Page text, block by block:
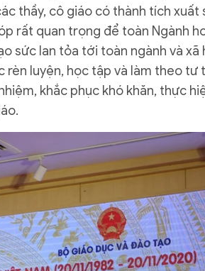
thầy, cô giáo có thành tích
rất quan trọng để toàn Ngành
sức lan tỏa tới toàn ngành và xã
rèn luyện, học tập và làm theo
khắc phục khó khăn, thực